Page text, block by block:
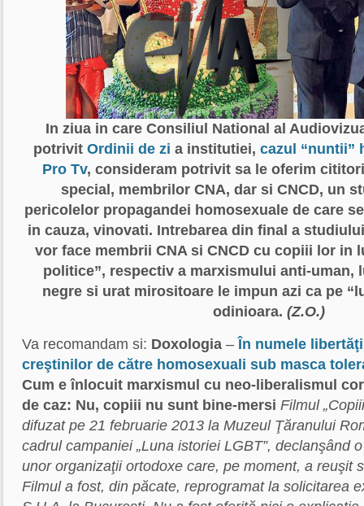
In ziua in care Consiliul National al
potrivit Ordinii de zi a institutiei, cazul “nuntii”
Pro Tv, consideram potrivit sa le oferim
special, membrilor CNA, dar si CNCD, un
pericolelor propagandei homosexuale de care
in cauza, vinovati. Intrebarea din final a
vor face membrii CNA si CNCD cu copiii lor in
politice”, respectiv a marxismului anti-uman,
negre si urat mirositoare le impun azi ca pe
odinioara. (Z.O.)
Va recomandam si: Doxologia –În numele
creştinilor de către homosexuali sub masca
Cum e înlocuit marxismul cu neo-liberalismul
de caz: Nu, copiii nu sunt bine-mersi Filmul
difuzat pe 21 februarie 2013 la Muzeul Ţăranului
cadrul campaniei „Luna istoriei LGBT”, declanşând
unor organizaţii ortodoxe care, pe moment, a reuşit
Filmul a fost, din păcate, reprogramat la solicitarea